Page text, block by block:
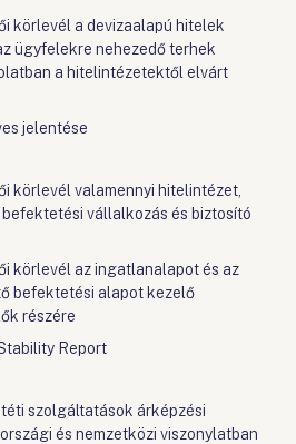
körlevél a devizaalapú hitelek
ügyfelekre nehezedő terhek
a hitelintézetektől elvárt
jelentése
körlevél valamennyi hitelintézet,
vállalkozás és biztosító
körlevél az ingatlanalapot és az
befektetési alapot kezelő
részére
Report
szolgáltatások árképzési
és nemzetközi viszonylatban